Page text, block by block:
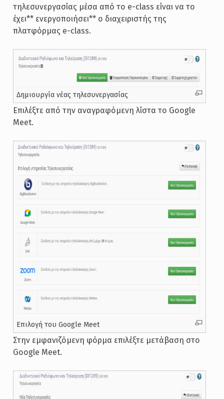
τηλεσυνεργασίας μέσα από το e-class είναι να το
έχει** ενεργοποιήσει** ο διαχειριστής της
πλατφόρμας e-class.
Δημιουργία νέας τηλεσυνεργασίας
Επιλέξτε από την αναγραφόμενη λίστα το Google
Meet.
Επιλογή του Google Meet
Στην εμφανιζόμενη φόρμα επιλέξτε μετάβαση στο
Google Meet.